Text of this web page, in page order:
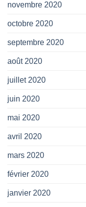
novembre 2020
octobre 2020
septembre 2020
août 2020
juillet 2020
juin 2020
mai 2020
avril 2020
mars 2020
février 2020
janvier 2020